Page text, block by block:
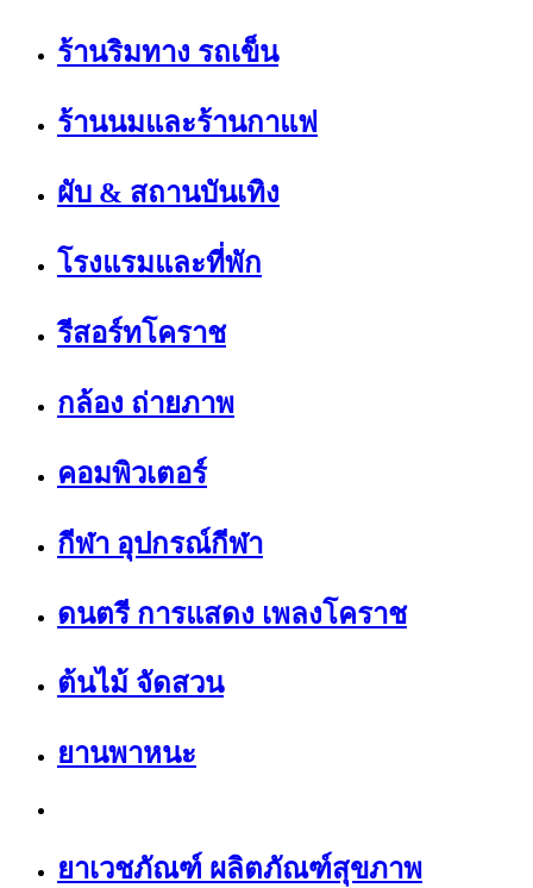
ร้านริมทาง รถเข็น
ร้านนมและร้านกาแฟ
ผับ & สถานบันเทิง
โรงแรมและที่พัก
รีสอร์ทโคราช
กล้อง ถ่ายภาพ
คอมพิวเตอร์
กีฬา อุปกรณ์กีฬา
ดนตรี การแสดง เพลงโคราช
ต้นไม้ จัดสวน
ยานพาหนะ
ยาเวชภัณฑ์ ผลิตภัณฑ์สุขภาพ